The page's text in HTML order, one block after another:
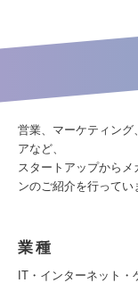
営業、マーケティン
アなど、
スタートアップからメ
ンのご紹介を行ってい
業種
IT・インターネット・